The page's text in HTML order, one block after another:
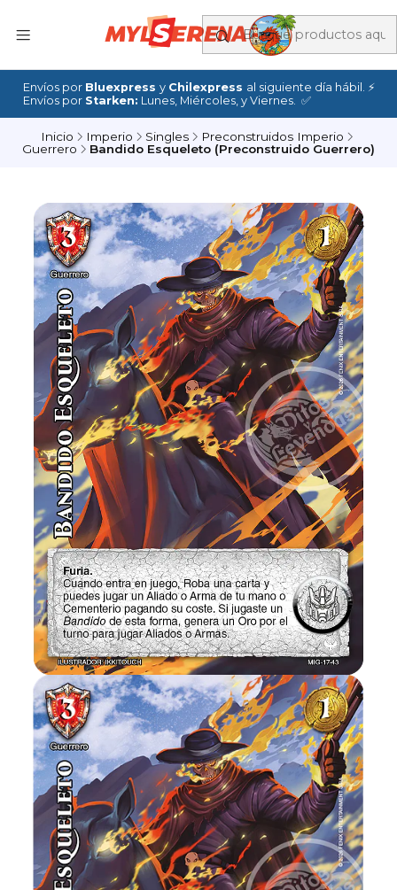
Envíos por Bluexpress y Chilexpress al siguiente día hábil. ⚡
Envíos por Starken: Lunes, Miércoles, y Viernes. ✅
Inicio Imperio Singles
Preconstruidos Imperio
Guerrero
Bandido Esqueleto (Preconstruido Guerrero)